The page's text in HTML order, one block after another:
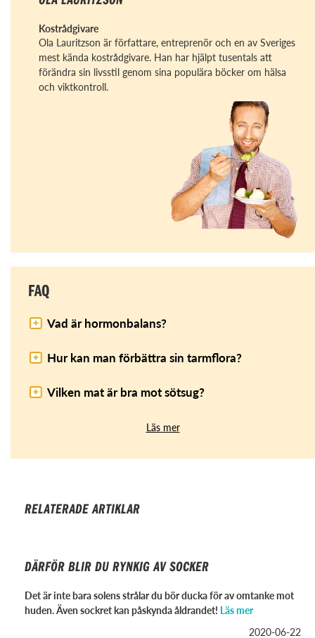
Kostrådgivare
Ola Lauritzson är författare, entreprenör och en av Sveriges
mest kända kostrådgivare. Han har hjälpt tusentals att
förändra sin livsstil genom sina populära böcker om hälsa
och viktkontroll.
FAQ
Vad är hormonbalans?
Hur kan man förbättra sin tarmflora?
Vilken mat är bra mot sötsug?
Läs mer
RELATERADE ARTIKLAR
DÄRFÖR BLIR DU RYNKIG AV SOCKER
Det är inte bara solens strålar du bör ducka för av omtanke mot
huden. Även sockret kan påskynda åldrandet! Läs mer
2020-06-22